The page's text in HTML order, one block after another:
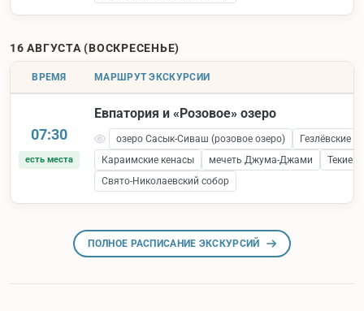
16 АВГУСТА (ВОСКРЕСЕНЬЕ)
ВРЕМЯ МАРШРУТ ЭКСКУРСИИ
07:30
есть места
Евпатория и «Розовое» озеро
озеро Сасык-Сиваш (розовое озеро)
Гезлёвские
Караимские кенасы
мечеть Джума-Джами
Текие
Свято-Николаевский собор
ПОЛНОЕ РАСПИСАНИЕ ЭКСКУРСИЙ